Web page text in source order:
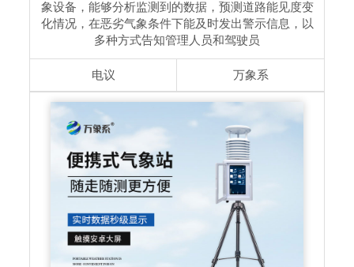
象设备，能够分析监测到的数据，预测道路能见度变
化情况，在恶劣气象条件下能及时发出警示信息，以
多种方式告知管理人员和驾驶员
电议 万象系